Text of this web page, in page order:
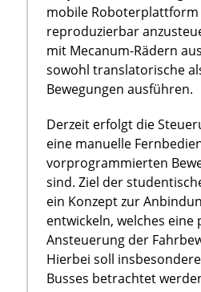
mobile Roboterplattform
reproduzierbar
mit Mecanum-Rädern
sowohl translatorische
Bewegungen ausführen.
Derzeit erfolgt die
eine manuelle
vorprogrammierten
sind. Ziel der
ein Konzept zur
entwickeln, welches
Ansteuerung der
Hierbei soll
Busses betrachtet